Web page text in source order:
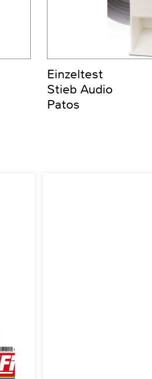
Einzeltest
Stieb Audio
Patos